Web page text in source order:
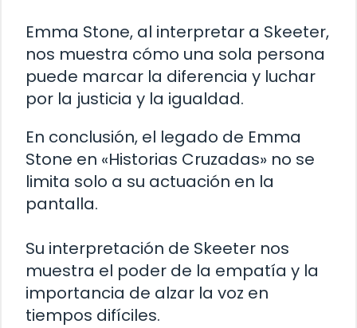
Emma Stone, al interpretar a Skeeter,
nos muestra cómo una sola persona
puede marcar la diferencia y luchar
por la justicia y la igualdad.
En conclusión, el legado de Emma
Stone en «Historias Cruzadas» no se
limita solo a su actuación en la
pantalla.
Su interpretación de Skeeter nos
muestra el poder de la empatía y la
importancia de alzar la voz en
tiempos difíciles.